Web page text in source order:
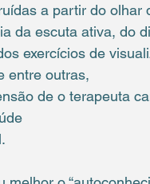
a partir do olhar
da escuta ativa, do
exercícios de
entre outras,
de o terapeuta